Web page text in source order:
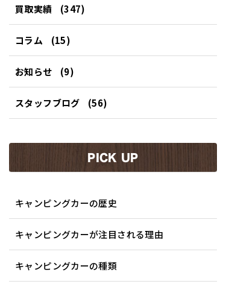
買取実績 (347)
コラム (15)
お知らせ (9)
スタッフブログ (56)
PICK UP
キャンピングカーの歴史
キャンピングカーが注目される理由
キャンピングカーの種類